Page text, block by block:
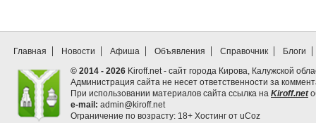
Главная Новости Афиша Объявления Справочник
Блоги
© 2014 - 2026 Kiroff.net - сайт города Кирова, Калужской
Администрация сайта не несет ответственности за
При использовании материалов сайта ссылка на Kiroff.net
e-mail: admin@kiroff.net
Ограничение по возрасту: 18+ Хостинг от uCoz